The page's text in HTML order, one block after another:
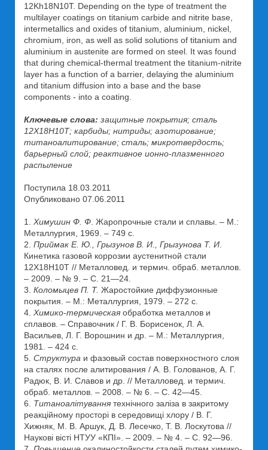
12Kh18N10T. Depending on the type of treatment the
multilayer coatings on titanium carbide and nitrite base,
intermetallics and oxides of titanium, aluminium, nickel,
chromium, iron, as well as solid solutions of titanium and
aluminium in austenite are formed on steel. It was found
that during chemical-thermal treatment the titanium-nitrite
layer has a function of a barrier, delaying the aluminium
and titanium diffusion into a base and the base
components - into a coating.
Ключевые слова: защитные покрытия; сталь
12Х18Н10Т; карбиды; нитриды; азотирование;
титаноалитирование; сталь; микротвердость;
барьерный слой; реактивное ионно-плазменного
распыление
Поступила 18.03.2011
Опубликовано 07.06.2011
1. Химушин Ф. Ф . Жаропрочные стали и сплавы. – М.:
Металлургия, 1969. – 749 с.
2. Приймак Е. Ю., Грызунов В. И., Грызунова Т. И
Кинетика газовой коррозии аустенитной стали
12Х18Н10Т // Металловед. и термич. обраб. металлов.
– 2009. – № 9. – С. 21—24.
3. Коломыцев П. Т. Жаростойкие диффузионные
покрытия. – М.: Металлургия, 1979. – 272 с.
4. Химико-термическая обработка металлов и
сплавов. – Справочник / Г. В. Борисенок, Л. А.
Васильев, Л. Г. Ворошнин и др. – М.: Металлургия,
1981. – 424 с.
5. Структура и фазовый состав поверхностного слоя
на сталях после алитирования / А. В. Голованов, А. Г.
Радюк, В. И. Славов и др. // Металловед. и термич.
обраб. металлов. – 2008. – № 6. – С. 42—45.
6. Титаноалітування технічного заліза в закритому
реакційному просторі в середовищі хлору / В. Г.
Хижняк, М. В. Аршук, Д. В. Лесечко, Т. В. Лоскутова //
Наукові вісті НТУУ «КПІ». – 2009. – № 4. – С. 92—96.